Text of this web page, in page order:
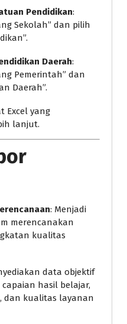
Pendidikan:
Sekolah” dan pilih
Daerah:
Pemerintah” dan
Daerah”.
Excel yang
lanjut.
: Menjadi
merencanakan
kualitas
data objektif
hasil belajar,
dan kualitas layanan